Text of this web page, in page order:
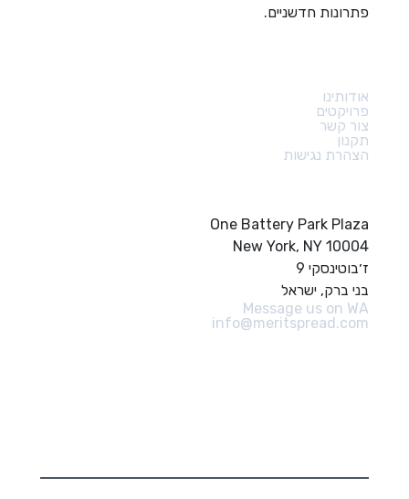
פתרונות חדשניים.
אודותינו
פרויקטים
צור קשר
תקנון
הצהרת נגישות
One Battery Park Plaza
New York, NY 10004
ז׳בוטינסקי 9
בני ברק, ישראל
Message us on WA
info@meritspread.com